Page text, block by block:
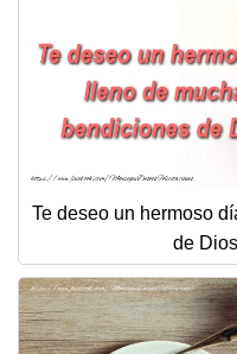
Te deseo un hermoso
de